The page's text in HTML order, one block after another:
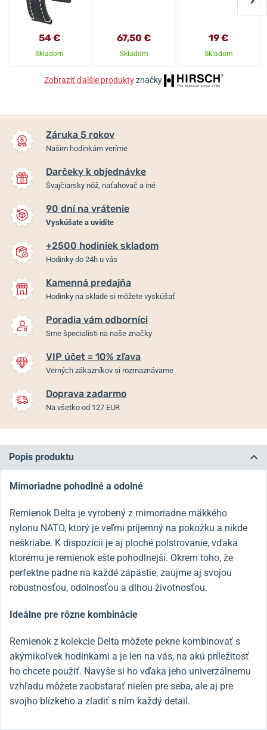
54 €
Skladom
67,50 €
Skladom
19 €
Skladom
Zobraziť ďalšie produktyznačky
Záruka 5 rokov
Našim hodinkám veríme
Darčeky k objednávke
Švajčiarsky nôž, naťahovač a iné
90 dní na vrátenie
Vyskúšate a uvidíte
+2500 hodiniek skladom
Hodinky do 24h u vás
Kamenná predajňa
Hodinky na sklade si môžete vyskúšať
Poradia vám odborníci
Sme špecialisti na naše značky
VIP účet = 10% zľava
Verných zákazníkov si rozmaznávame
Doprava zadarmo
Na všetko od 127 EUR
Popis produktu
Mimoriadne pohodlné a odolné
Remienok Delta je vyrobený z mimoriadne mäkkého
nylonu NATO, ktorý je veľmi príjemný na pokožku a nikde
neškriabe. K dispozícii je aj ploché polstrovanie, vďaka
ktorému je remienok ešte pohodlnejší. Okrem toho, že
perfektne padne na každé zápästie, zaujme aj svojou
robustnosťou, odolnosťou a dlhou životnosťou.
Ideálne pre rôzne kombinácie
Remienok z kolekcie Delta môžete pekne kombinovať s
akýmikoľvek hodinkami a je len na vás, na akú príležitosť
ho chcete použiť. Navyše si ho vďaka jeho univerzálnemu
vzhľadu môžete zaobstarať nielen pre seba, ale aj pre
svojho blízkeho a zladiť s ním každý detail.